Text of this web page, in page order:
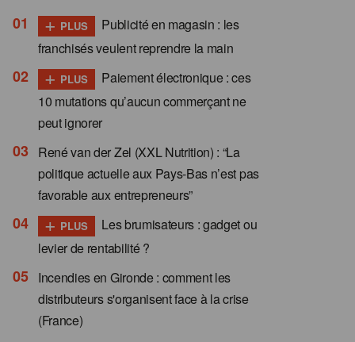
+ PLUS
Publicité en magasin : les
franchisés veulent reprendre la main
+ PLUS
Paiement électronique : ces
10 mutations qu’aucun commerçant ne
peut ignorer
René van der Zel (XXL Nutrition) : “La
politique actuelle aux Pays-Bas n’est pas
favorable aux entrepreneurs”
+ PLUS
Les brumisateurs : gadget ou
levier de rentabilité ?
Incendies en Gironde : comment les
distributeurs s'organisent face à la crise
(France)